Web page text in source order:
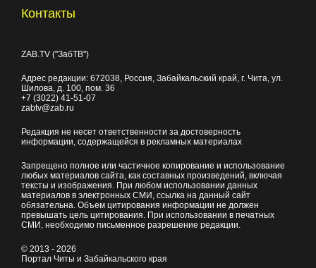
Контакты
ZAB.TV ("ЗабТВ")
Адрес редакции: 672038, Россия, Забайкальский край, г. Чита, ул.
Шилова, д. 100, пом. 36
+7 (3022) 41-51-07
zabtv@zab.ru
Редакция не несет ответственности за достоверность
информации, содержащейся в рекламных материалах
Запрещено полное или частичное копирование и использование
любых материалов сайта, как составных произведений, включая
тексты и изображения. При любом использовании данных
материалов в электронных СМИ, ссылка на данный сайт
обязательна. Объем цитирования информации не должен
превышать цель цитирования. При использовании в печатных
СМИ, необходимо письменное разрешение редакции.
© 2013 - 2026
Портал Читы и Забайкальского края